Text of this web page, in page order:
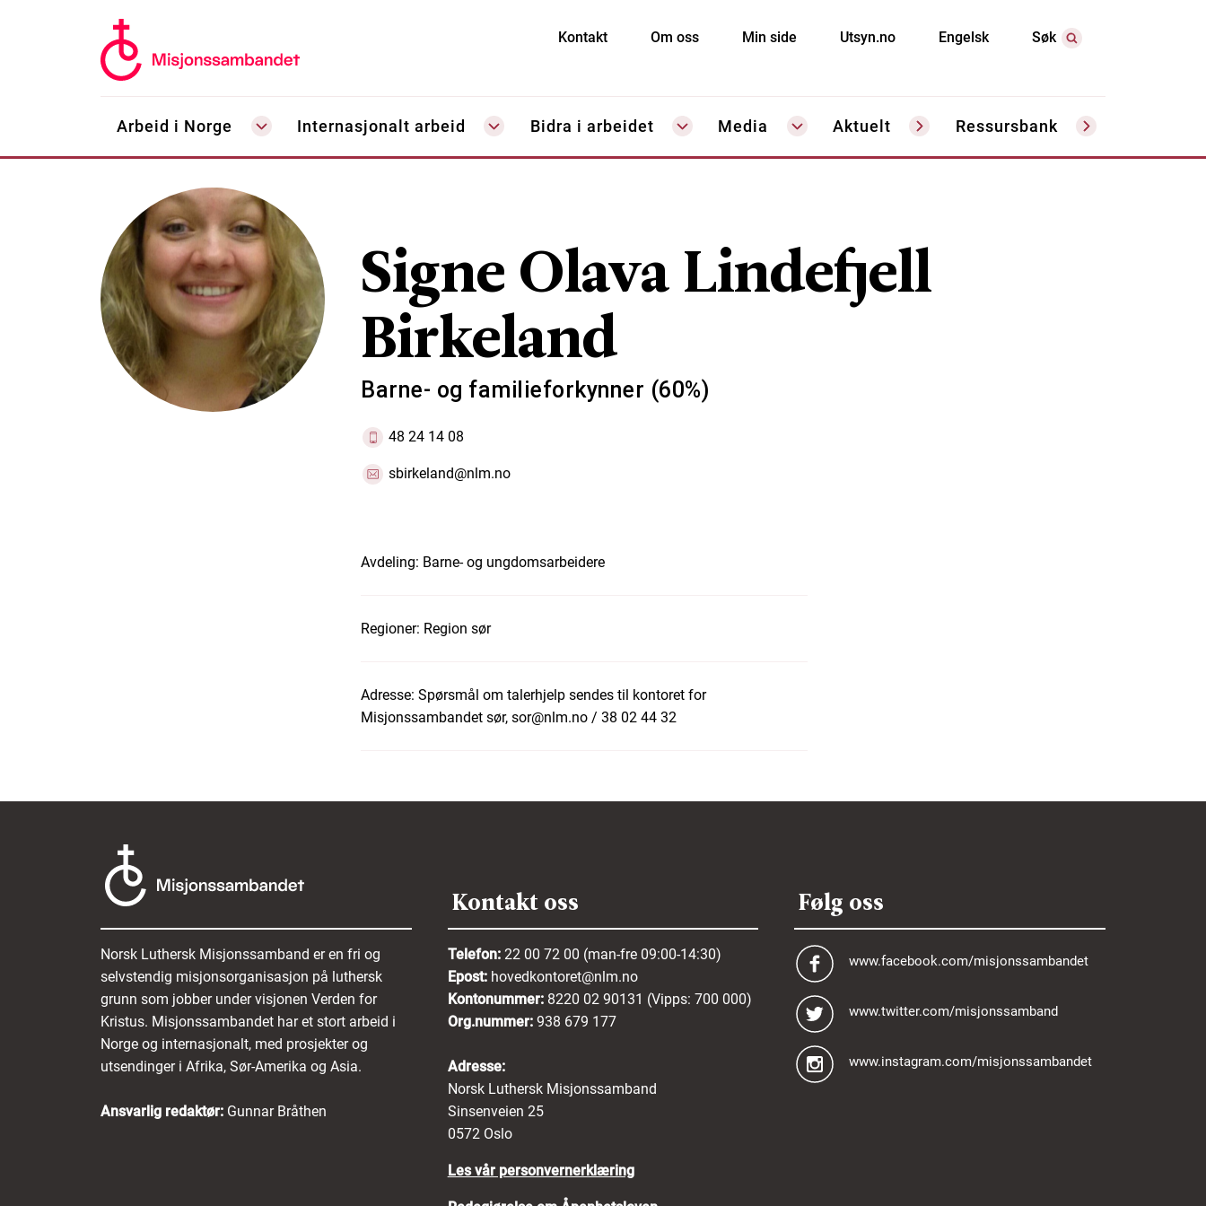
Kontakt Om oss Min side Utsyn.no Engelsk Søk
Arbeid i Norge Internasjonalt arbeid Bidra i arbeidet Media Aktuelt Ressursbank
Signe Olava Lindefjell
Birkeland
Barne- og familieforkynner (60%)
48 24 14 08
sbirkeland@nlm.no
Avdeling: Barne- og ungdomsarbeidere
Regioner: Region sør
Adresse: Spørsmål om talerhjelp sendes til kontoret for
Misjonssambandet sør, sor@nlm.no / 38 02 44 32
Norsk Luthersk Misjonssamband er en fri og
selvstendig misjonsorganisasjon på luthersk
grunn som jobber under visjonen Verden for
Kristus. Misjonssambandet har et stort arbeid i
Norge og internasjonalt, med prosjekter og
utsendinger i Afrika, Sør-Amerika og Asia.
Ansvarlig redaktør: Gunnar Bråthen
Kontakt oss
Telefon: 22 00 72 00 (man-fre 09:00-14:30)
Epost: hovedkontoret@nlm.no
Kontonummer: 8220 02 90131 (Vipps: 700 000)
Org.nummer: 938 679 177
Adresse:
Norsk Luthersk Misjonssamband
Sinsenveien 25
0572 Oslo
Les vår personvernerklæring
Følg oss
www.facebook.com/misjonssambandet
www.twitter.com/misjonssamband
www.instagram.com/misjonssambandet